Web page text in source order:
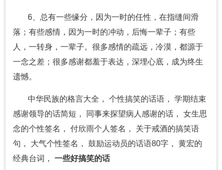
6、总有一些缘分，因为一时的任性，在指缝间滑
落；有些感情，因为一时的冲动，后悔一辈子；有些
人，一转身，一辈子。很多感情的疏远，冷漠，都源于
一念之差；很多感谢都羞于表达，深埋心底，成为终生
遗憾。
中华民族的格言大全， 个性搞笑的话语， 学期结束
感谢领导的话简短， 同事来探望病人感谢的话， 女生思
念的个性签名， 付欣雨个人签名， 关于戒酒的搞笑语
句， 大气个性签名， 鼓励运动员的话语80字， 黄宏的
经典台词， 一些好搞笑的话